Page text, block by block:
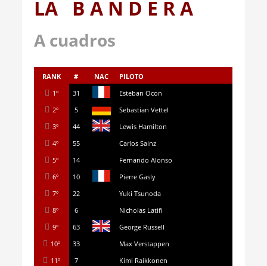
LA B A N D E R A
A cuadros
RANK # NAC
PILOTO
1º
31
Esteban Ocon
2º
5
Sebastian Vettel
3º
44
Lewis Hamilton
4º
55
Carlos Sainz
5º
14
Fernando Alonso
6º
10
Pierre Gasly
7º
22
Yuki Tsunoda
8º
6
Nicholas Latifi
9º
63
George Russell
10º
33
Max Verstappen
11º
7
Kimi Raikkonen